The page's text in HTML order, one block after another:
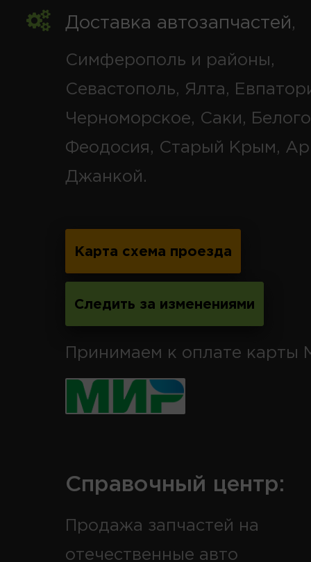
Доставка автозапчастей,
Симферополь и районы,
Севастополь, Ялта,
Черноморское, Саки,
Феодосия, Старый Крым,
Джанкой.
Карта схема проезда
Следить за изменениями
Принимаем к оплате карты
Справочный центр:
Продажа запчастей на
отечественные авто